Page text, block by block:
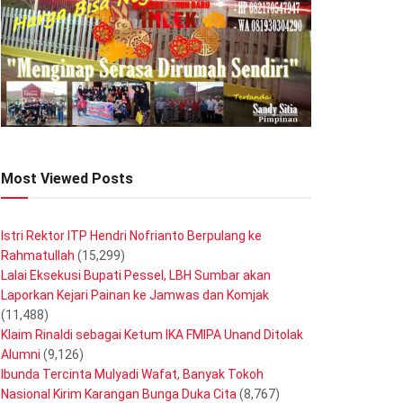
Most Viewed Posts
Istri Rektor ITP Hendri Nofrianto Berpulang ke
Rahmatullah (15,299)
Lalai Eksekusi Bupati Pessel, LBH Sumbar akan
Laporkan Kejari Painan ke Jamwas dan Komjak
(11,488)
Klaim Rinaldi sebagai Ketum IKA FMIPA Unand Ditolak
Alumni (9,126)
Ibunda Tercinta Mulyadi Wafat, Banyak Tokoh
Nasional Kirim Karangan Bunga Duka Cita (8,767)